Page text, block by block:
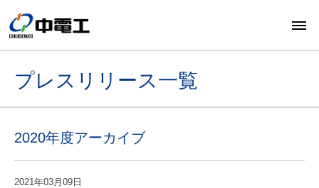
プレスリリース一覧
2020年度アーカイブ
2021年03月09日